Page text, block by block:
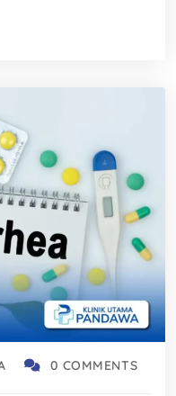
0 COMMENTS